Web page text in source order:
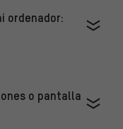
ordenador:
o pantalla